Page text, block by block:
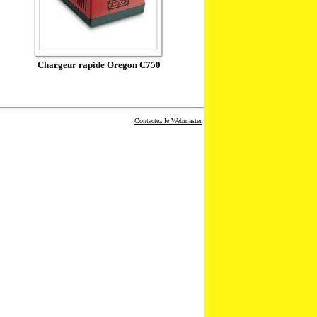
Chargeur rapide Oregon C750
Contactez le Webmaster